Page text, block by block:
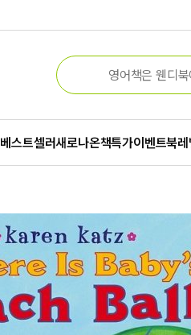
베스트셀러새로나온책특가이벤트북